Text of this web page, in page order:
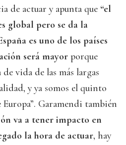
de actuar y apunta que “el
global pero se da la
es uno de los países
será mayor porque
vida de las más largas
y ya somos el quinto
Garamendi también
va a tener impacto en
la hora de actuar, hay